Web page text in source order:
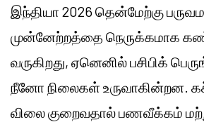
இந்தியா 2026 தென்மேற்கு
முன்னேற்றத்தை நெருக்கமாக
வருகிறது, ஏனெனில் பசிபிக்
நீனோ நிலைகள் உருவாகின்றன.
விலை குறைவதால் பணவீக்கம்